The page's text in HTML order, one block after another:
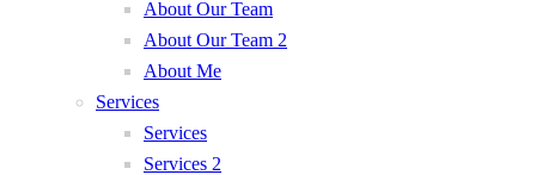
About Our Team
About Our Team 2
About Me
Services
Services
Services 2